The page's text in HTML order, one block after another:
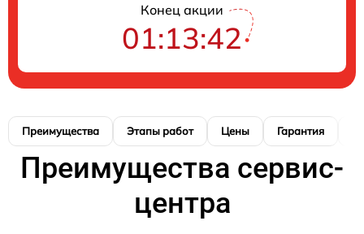
Конец акции
01:13:41
Преимущества Этапы работ Цены Гарантия
Преимущества сервис-
центра